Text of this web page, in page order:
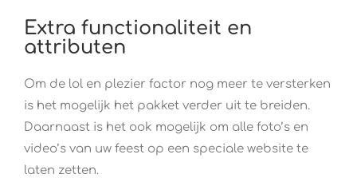
Extra functionaliteit en
attributen
Om de lol en plezier factor nog meer te versterken
is het mogelijk het pakket verder uit te breiden.
Daarnaast is het ook mogelijk om alle foto’s en
video’s van uw feest op een speciale website te
laten zetten.